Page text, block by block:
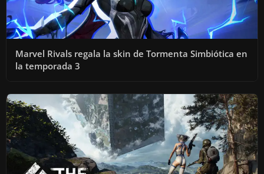
Marvel Rivals regala la skin de Tormenta Simbiótica en
la temporada 3